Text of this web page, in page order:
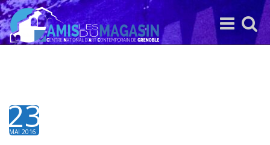
Toggle
search
Toggle
navigation
23
MAI 2016